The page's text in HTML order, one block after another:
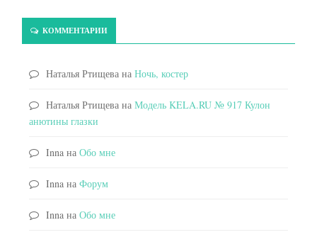
КОММЕНТАРИИ
Наталья Ртищева на Ночь, костер
Наталья Ртищева на Модель KELA.RU № 917 Кулон
анютины глазки
Inna на Обо мне
Inna на Форум
Inna на Обо мне